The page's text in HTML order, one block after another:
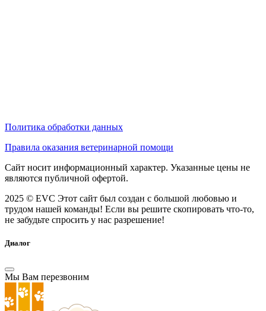
Политика обработки данных
Правила оказания ветеринарной помощи
Сайт носит информационный характер. Указанные цены не
являются публичной офертой.
2025 © EVC Этот сайт был создан с большой любовью и
трудом нашей команды! Если вы решите скопировать что-то,
не забудьте спросить у нас разрешение!
Диалог
Мы Вам перезвоним